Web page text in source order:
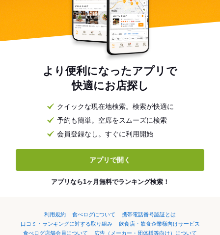
より便利になったアプリで
快適にお店探し
クイックな現在地検索。検索が快適に
予約も簡単。空席をスムーズに検索
会員登録なし。すぐに利用開始
アプリで開く
アプリなら1ヶ月無料でランキング検索！
利用規約 食べログについて
携帯電話番号認証とは
口コミ・ランキングに対する取り組み
飲食店・飲食企業様向けサービス
食べログ店舗会員について
広告（メーカー・団体様等向け）について